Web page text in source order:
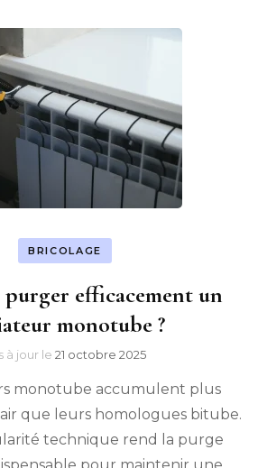
BRICOLAGE
efficacement un
monotube ?
à jour le 21 octobre 2025
monotube accumulent plus
que leurs homologues bitube.
technique rend la purge